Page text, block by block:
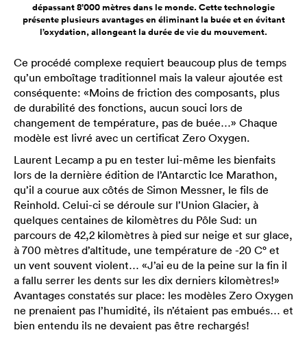
dépassant 8’000 mètres dans le monde. Cette technologie
présente plusieurs avantages en éliminant la buée et en évitant
l’oxydation, allongeant la durée de vie du mouvement.
Ce procédé complexe requiert beaucoup plus de temps
qu’un emboîtage traditionnel mais la valeur ajoutée est
conséquente: «Moins de friction des composants, plus
de durabilité des fonctions, aucun souci lors de
changement de température, pas de buée…» Chaque
modèle est livré avec un certificat Zero Oxygen.
Laurent Lecamp a pu en tester lui-même les bienfaits
lors de la dernière édition de l’Antarctic Ice Marathon,
qu’il a courue aux côtés de Simon Messner, le fils de
Reinhold. Celui-ci se déroule sur l’Union Glacier, à
quelques centaines de kilomètres du Pôle Sud: un
parcours de 42,2 kilomètres à pied sur neige et sur glace,
à 700 mètres d’altitude, une température de -20 C° et
un vent souvent violent… «J’ai eu de la peine sur la fin il
a fallu serrer les dents sur les dix derniers kilomètres!»
Avantages constatés sur place: les modèles Zero Oxygen
ne prenaient pas l’humidité, ils n’étaient pas embués… et
bien entendu ils ne devaient pas être rechargés!